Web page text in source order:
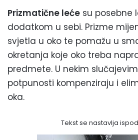
Prizmatične leće su posebne
dodatkom u sebi. Prizme
svjetla u oko te pomažu u
okretanja koje oko treba
predmete. U nekim
potpunosti kompenziraju i
oka.
Tekst se nastavlja